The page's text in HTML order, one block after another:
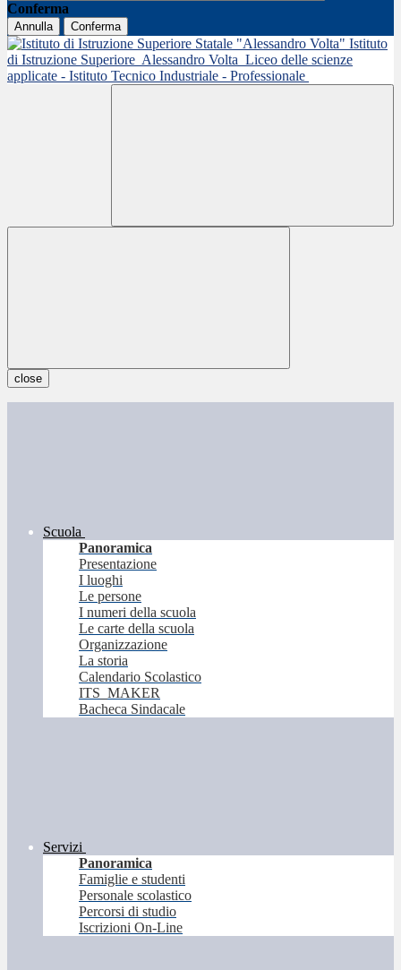
Conferma
Annulla Conferma
Istituto
di Istruzione Superiore Alessandro Volta Liceo delle scienze
applicate - Istituto Tecnico Industriale - Professionale
close
Scuola
Panoramica
Presentazione
I luoghi
Le persone
I numeri della scuola
Le carte della scuola
Organizzazione
La storia
Calendario Scolastico
ITS_MAKER
Bacheca Sindacale
Servizi
Panoramica
Famiglie e studenti
Personale scolastico
Percorsi di studio
Iscrizioni On-Line